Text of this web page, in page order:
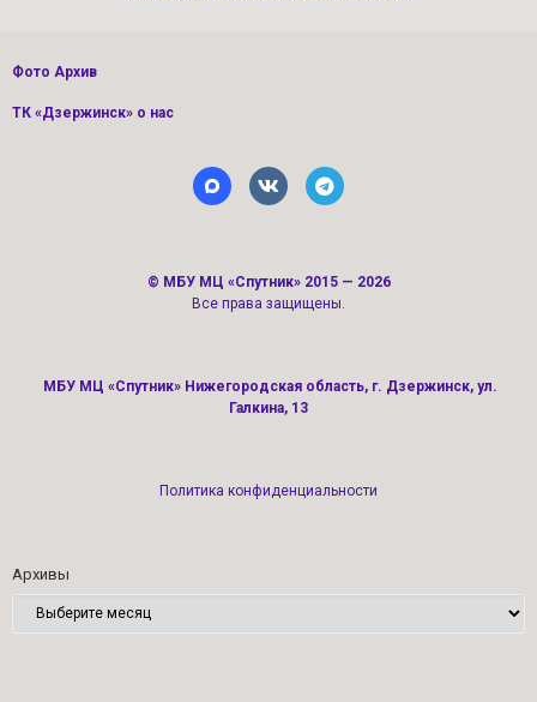
Фото Архив
ТК «Дзержинск» о нас
© МБУ МЦ «Спутник» 2015 — 2026
Все права защищены.
МБУ МЦ «Спутник» Нижегородская область, г. Дзержинск, ул.
Галкина, 13
Политика конфиденциальности
Архивы